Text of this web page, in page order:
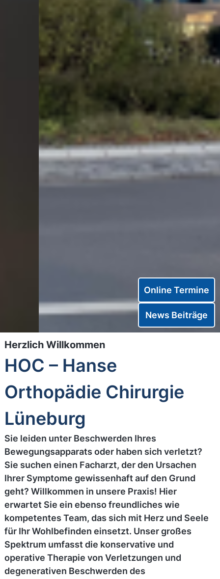
Online Termine
News Beiträge
Herzlich Willkommen
HOC – Hanse
Orthopädie Chirurgie
Lüneburg
Sie leiden unter Beschwerden Ihres
Bewegungsapparats oder haben sich verletzt?
Sie suchen einen Facharzt, der den Ursachen
Ihrer Symptome gewissenhaft auf den Grund
geht? Willkommen in unsere Praxis! Hier
erwartet Sie ein ebenso freundliches wie
kompetentes Team, das sich mit Herz und Seele
für Ihr Wohlbefinden einsetzt. Unser großes
Spektrum umfasst die konservative und
operative Therapie von Verletzungen und
degenerativen Beschwerden des